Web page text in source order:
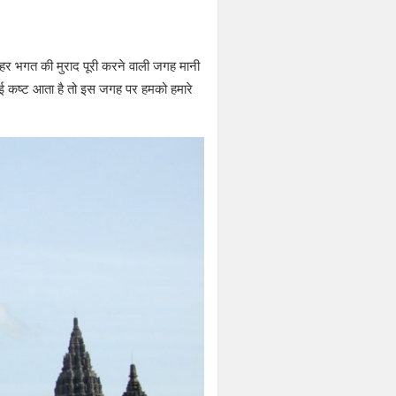
भगत की मुराद पूरी करने वाली जगह मानी
आता है तो इस जगह पर हमको हमारे